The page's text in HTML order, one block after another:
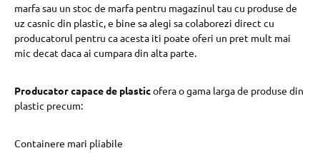
marfa sau un stoc de marfa pentru magazinul tau cu produse de
uz casnic din plastic, e bine sa alegi sa colaborezi direct cu
producatorul pentru ca acesta iti poate oferi un pret mult mai
mic decat daca ai cumpara din alta parte.
Producator capace de plasticofera o gama larga de produse din
plastic precum:
Containere mari pliabile